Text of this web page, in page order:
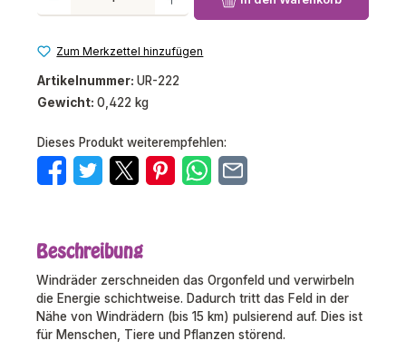
Zum Merkzettel hinzufügen
Artikelnummer: UR-222
Gewicht: 0,422 kg
Dieses Produkt weiterempfehlen:
Beschreibung
Windräder zerschneiden das Orgonfeld und verwirbeln
die Energie schichtweise. Dadurch tritt das Feld in der
Nähe von Windrädern (bis 15 km) pulsierend auf. Dies ist
für Menschen, Tiere und Pflanzen störend.